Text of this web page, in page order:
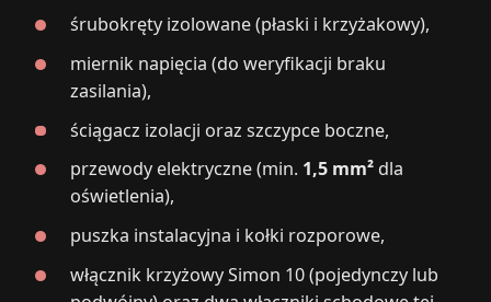
śrubokręty izolowane (płaski i krzyżakowy),
miernik napięcia (do weryfikacji braku
zasilania),
ściągacz izolacji oraz szczypce boczne,
przewody elektryczne (min. 1,5 mm² dla
oświetlenia),
puszka instalacyjna i kołki rozporowe,
włącznik krzyżowy Simon 10 (pojedynczy lub